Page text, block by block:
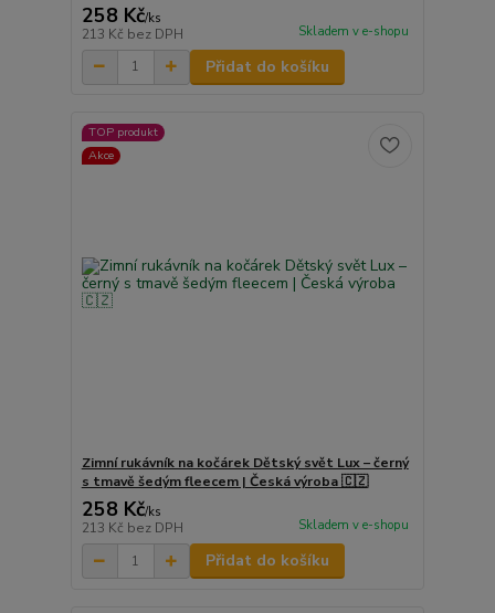
258 Kč/ks
213 Kč bez DPH Skladem v e-shopu
Přidat do košíku
TOP produkt
Akce
Zimní rukávník na kočárek Dětský svět Lux – černý
s tmavě šedým fleecem | Česká výroba 🇨🇿
258 Kč/ks
213 Kč bez DPH Skladem v e-shopu
Přidat do košíku